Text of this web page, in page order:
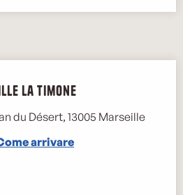
La Timone
du Désert, 13005 Marseille
arrivare